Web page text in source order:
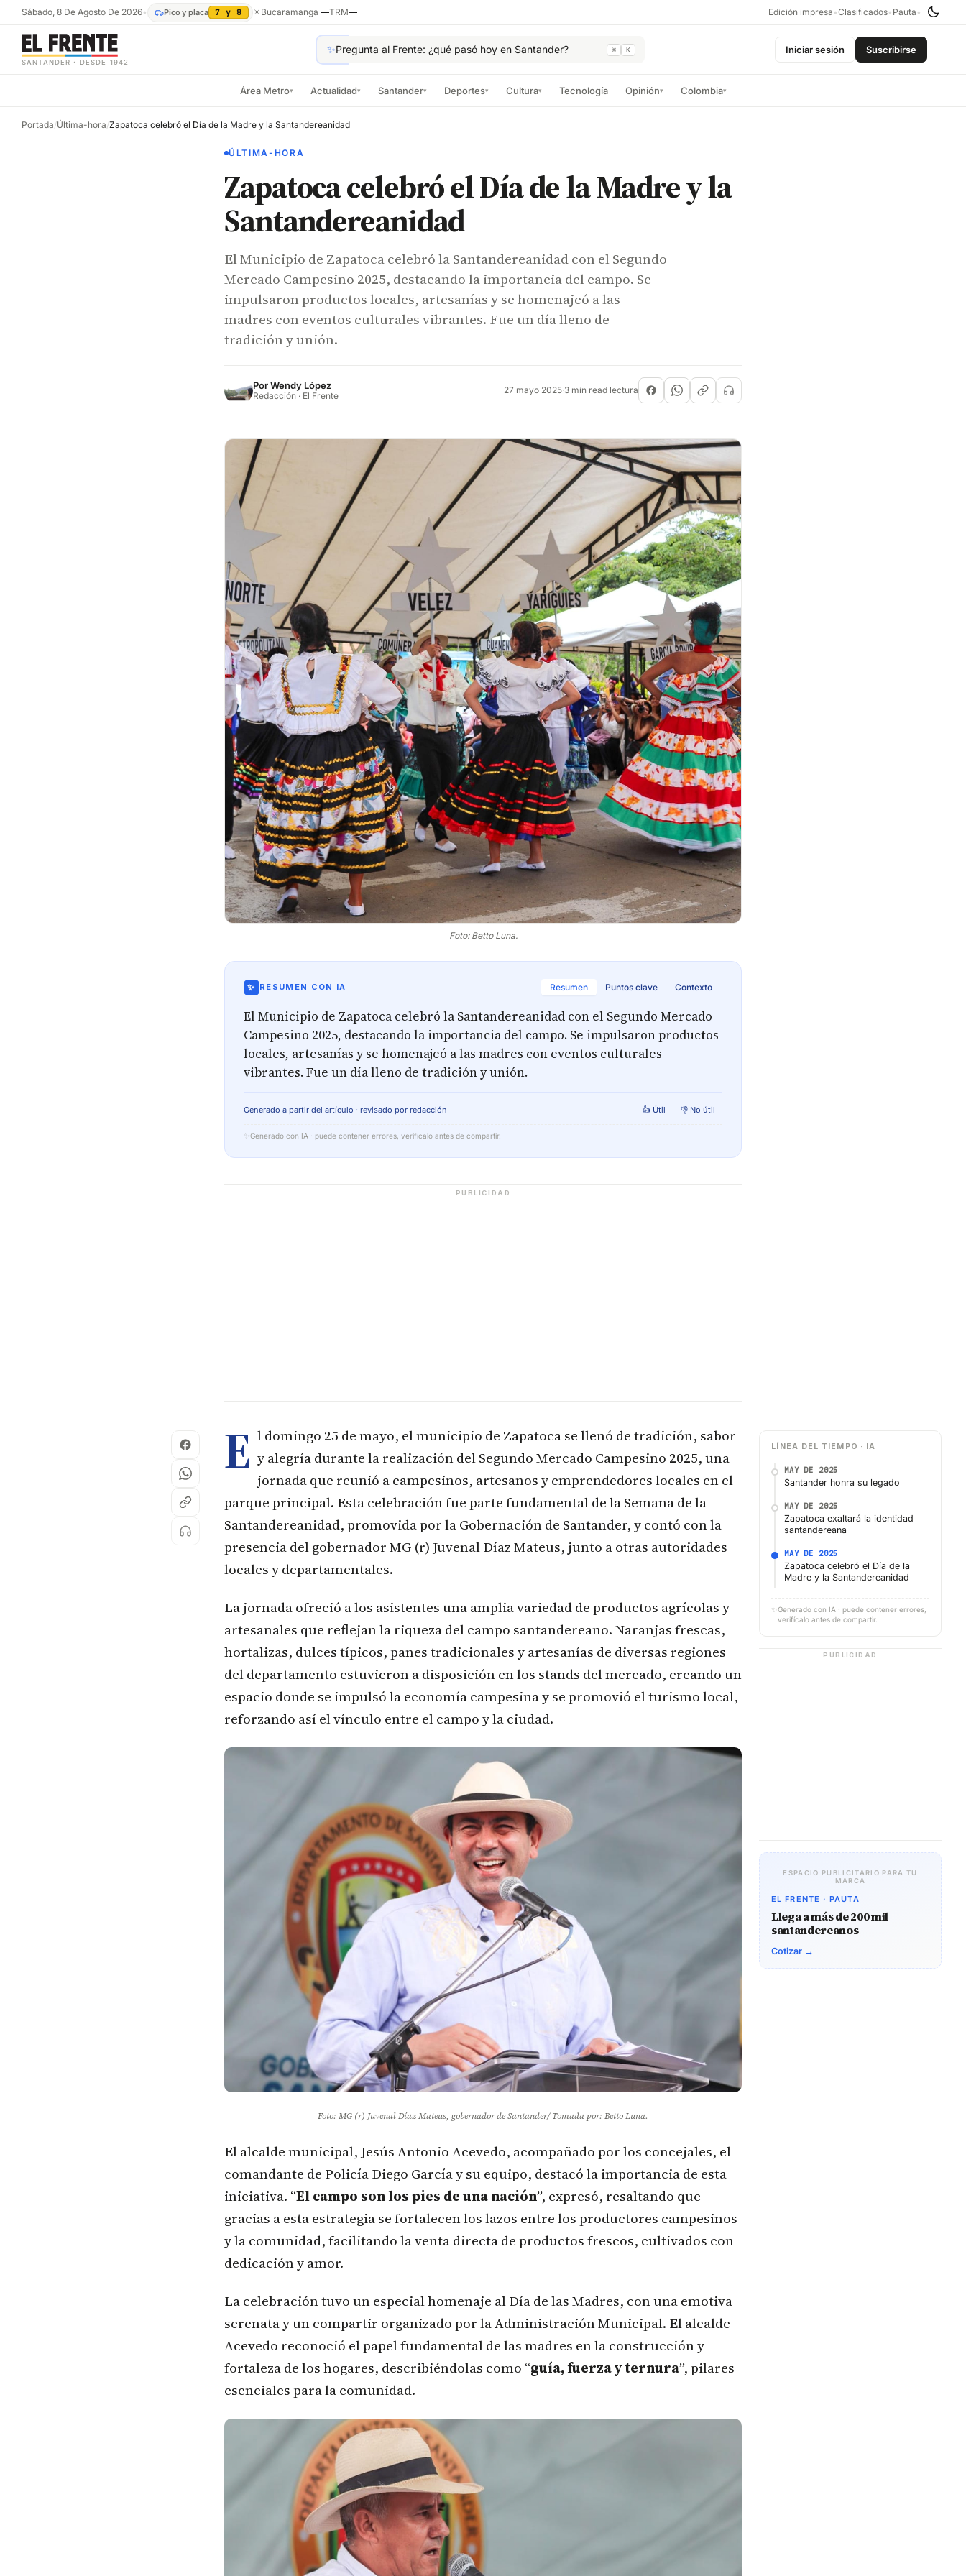
Sábado, 8 De Agosto De 2026• Pico y placa 7 y 8 ☀Bucaramanga —TRM— Edición impresa •Clasificados• Pauta •
SANTANDER · DESDE 1942
✨Pregunta al Frente: ¿qué pasó hoy en Santander? ⌘ K Iniciar sesión Suscribirse
Área Metro▾ Actualidad▾ Santander▾ Deportes▾ Cultura▾ Tecnología Opinión▾ Colombia▾
Portada/Última-hora/Zapatoca celebró el Día de la Madre y la Santandereanidad
ÚLTIMA-HORA
Zapatoca celebró el Día de la Madre y la
Santandereanidad
El Municipio de Zapatoca celebró la Santandereanidad con el Segundo
Mercado Campesino 2025, destacando la importancia del campo. Se
impulsaron productos locales, artesanías y se homenajeó a las
madres con eventos culturales vibrantes. Fue un día lleno de
tradición y unión.
PorWendy López
Redacción · El Frente 27 mayo 2025·3 min read lectura
Foto: Betto Luna.
✨ RESUMEN CON IA Resumen Puntos clave Contexto
El Municipio de Zapatoca celebró la Santandereanidad con el Segundo Mercado
Campesino 2025, destacando la importancia del campo. Se impulsaron productos
locales, artesanías y se homenajeó a las madres con eventos culturales
vibrantes. Fue un día lleno de tradición y unión.
Generado a partir del artículo · revisado por redacción 👍 Útil 👎 No útil
✨ Generado con IA · puede contener errores, verifícalo antes de compartir.
PUBLICIDAD
E l domingo 25 de mayo, el municipio de Zapatoca se llenó de tradición, sabor
y alegría durante la realización del Segundo Mercado Campesino 2025, una
jornada que reunió a campesinos, artesanos y emprendedores locales en el
parque principal. Esta celebración fue parte fundamental de la Semana de la
Santandereanidad, promovida por la Gobernación de Santander, y contó con la
presencia del gobernador MG (r) Juvenal Díaz Mateus, junto a otras autoridades
locales y departamentales.
La jornada ofreció a los asistentes una amplia variedad de productos agrícolas y
artesanales que reflejan la riqueza del campo santandereano. Naranjas frescas,
hortalizas, dulces típicos, panes tradicionales y artesanías de diversas regiones
del departamento estuvieron a disposición en los stands del mercado, creando un
espacio donde se impulsó la economía campesina y se promovió el turismo local,
reforzando así el vínculo entre el campo y la ciudad.
Foto: MG (r) Juvenal Díaz Mateus, gobernador de Santander/ Tomada por: Betto Luna.
El alcalde municipal, Jesús Antonio Acevedo, acompañado por los concejales, el
comandante de Policía Diego García y su equipo, destacó la importancia de esta
iniciativa. “El campo son los pies de una nación”, expresó, resaltando que
gracias a esta estrategia se fortalecen los lazos entre los productores campesinos
y la comunidad, facilitando la venta directa de productos frescos, cultivados con
dedicación y amor.
La celebración tuvo un especial homenaje al Día de las Madres, con una emotiva
serenata y un compartir organizado por la Administración Municipal. El alcalde
Acevedo reconoció el papel fundamental de las madres en la construcción y
fortaleza de los hogares, describiéndolas como “guía, fuerza y ternura”, pilares
esenciales para la comunidad.
LÍNEA DEL TIEMPO · IA
MAY DE 2025
Santander honra su legado
MAY DE 2025
Zapatoca exaltará la identidad
santandereana
MAY DE 2025
Zapatoca celebró el Día de la
Madre y la Santandereanidad
✨ Generado con IA · puede contener errores,
verifícalo antes de compartir.
PUBLICIDAD
ESPACIO PUBLICITARIO PARA TU
MARCA
EL FRENTE · PAUTA
Llega a más de 200 mil
santandereanos
Cotizar →